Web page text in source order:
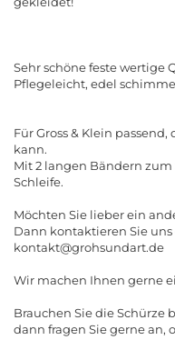
Sehr schöne feste wertige
Pflegeleicht, edel
Für Gross & Klein
kann.
Mit 2 langen Bändern
Schleife.
Möchten Sie lieber ein
Dann kontaktieren Sie
kontakt@grohsundart.de
Wir machen Ihnen gerne
Brauchen Sie die Schürze
dann fragen Sie gerne an,